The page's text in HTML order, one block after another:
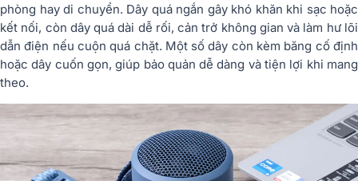
phòng hay di chuyển. Dây quá ngắn gây khó khăn khi sạc hoặc
kết nối, còn dây quá dài dễ rối, cản trở không gian và làm hư lõi
dẫn điện nếu cuộn quá chặt. Một số dây còn kèm băng cố định
hoặc dây cuốn gọn, giúp bảo quản dễ dàng và tiện lợi khi mang
theo.